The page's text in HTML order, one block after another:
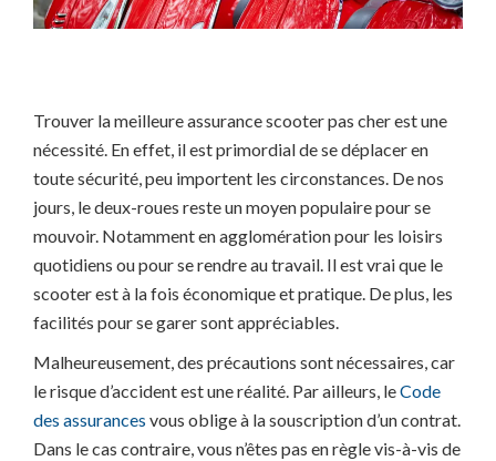
Trouver la meilleure assurance scooter pas cher est une
nécessité. En effet, il est primordial de se déplacer en
toute sécurité, peu importent les circonstances. De nos
jours, le deux-roues reste un moyen populaire pour se
mouvoir. Notamment en agglomération pour les loisirs
quotidiens ou pour se rendre au travail. Il est vrai que le
scooter est à la fois économique et pratique. De plus, les
facilités pour se garer sont appréciables.
Malheureusement, des précautions sont nécessaires, car
le risque d’accident est une réalité. Par ailleurs, leCode
des assurances vous oblige à la souscription d’un contrat.
Dans le cas contraire, vous n’êtes pas en règle vis-à-vis de